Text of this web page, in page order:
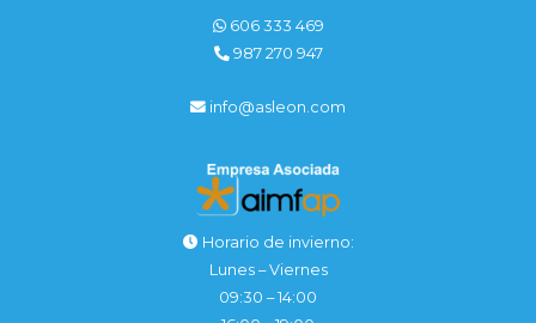
606 333 469
987 270 947
info@asleon.com
Horario de invierno:
Lunes – Viernes
09:30 – 14:00